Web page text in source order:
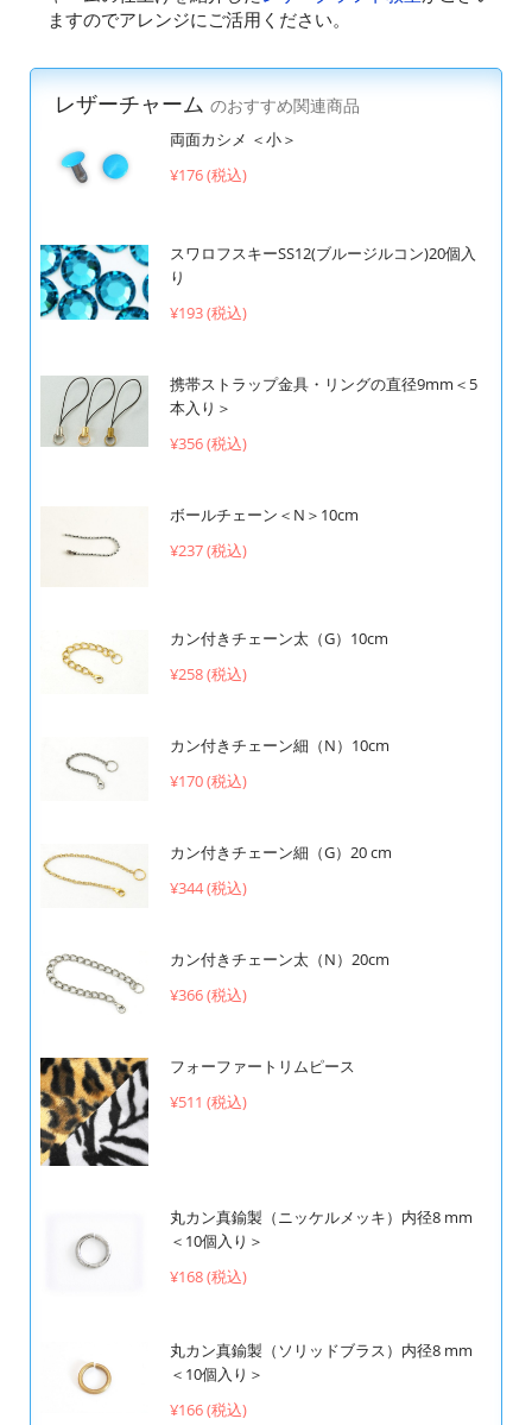
ますのでアレンジにご活用ください。
レザーチャーム のおすすめ関連商品
両面カシメ ＜小＞
¥176 (税込)
スワロフスキーSS12(ブルージルコン)20個入
り
¥193 (税込)
携帯ストラップ金具・リングの直径9mm＜5
本入り＞
¥356 (税込)
ボールチェーン＜N＞10cm
¥237 (税込)
カン付きチェーン太（G）10cm
¥258 (税込)
カン付きチェーン細（N）10cm
¥170 (税込)
カン付きチェーン細（G）20 cm
¥344 (税込)
カン付きチェーン太（N）20cm
¥366 (税込)
フォーファートリムピース
¥511 (税込)
丸カン真鍮製（ニッケルメッキ）内径8 mm
＜10個入り＞
¥168 (税込)
丸カン真鍮製（ソリッドブラス）内径8 mm
＜10個入り＞
¥166 (税込)